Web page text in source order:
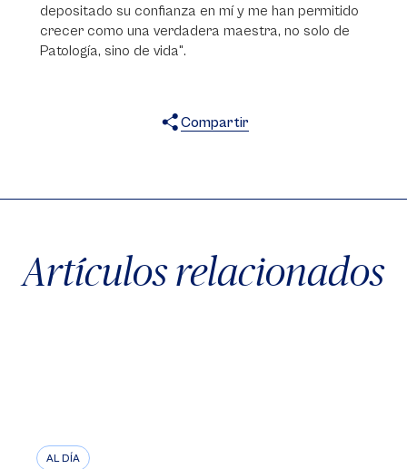
depositado su confianza en mí y me han permitido
crecer como una verdadera maestra, no solo de
Patología, sino de vida".
Compartir
Artículos relacionados
AL DÍA